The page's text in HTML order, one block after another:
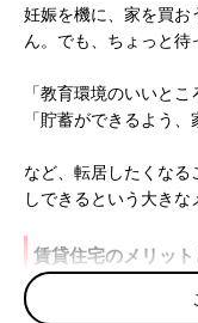
妊娠を機に、家を買
ん。でも、ちょっと
「教育環境のいいとこ
「貯蓄ができるよう、
など、転居したくな
しできるという大きな
賃貸住宅のメリッ
★メリット